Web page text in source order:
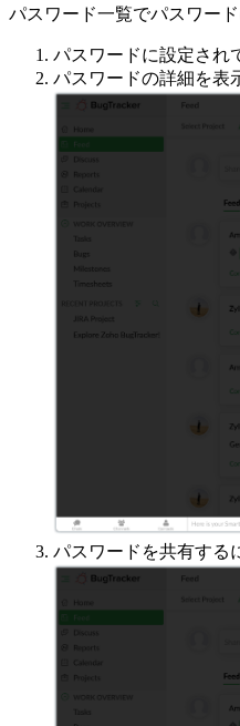
パスワード一覧でパスワー
パスワードに設定され
パスワードの詳細を表
パスワードを共有する